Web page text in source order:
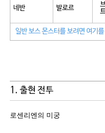
네반 발로르
일반 보스 몬스터를 보려면 여기
1. 출현 전투
로센리엔의 미궁